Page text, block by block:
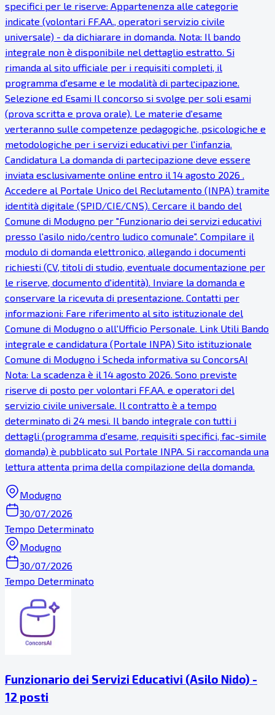
specifici per le riserve: Appartenenza alle categorie
indicate (volontari FF.AA., operatori servizio civile
universale) - da dichiarare in domanda. Nota: Il bando
integrale non è disponibile nel dettaglio estratto. Si
rimanda al sito ufficiale per i requisiti completi, il
programma d'esame e le modalità di partecipazione.
Selezione ed Esami Il concorso si svolge per soli esami
(prova scritta e prova orale). Le materie d'esame
verteranno sulle competenze pedagogiche, psicologiche e
metodologiche per i servizi educativi per l'infanzia.
Candidatura La domanda di partecipazione deve essere
inviata esclusivamente online entro il 14 agosto 2026 .
Accedere al Portale Unico del Reclutamento (INPA) tramite
identità digitale (SPID/CIE/CNS). Cercare il bando del
Comune di Modugno per "Funzionario dei servizi educativi
presso l'asilo nido/centro ludico comunale". Compilare il
modulo di domanda elettronico, allegando i documenti
richiesti (CV, titoli di studio, eventuale documentazione per
le riserve, documento d'identità). Inviare la domanda e
conservare la ricevuta di presentazione. Contatti per
informazioni: Fare riferimento al sito istituzionale del
Comune di Modugno o all'Ufficio Personale. Link Utili Bando
integrale e candidatura (Portale INPA) Sito istituzionale
Comune di Modugno ℹ Scheda informativa su ConcorsAI
Nota: La scadenza è il 14 agosto 2026. Sono previste
riserve di posto per volontari FF.AA. e operatori del
servizio civile universale. Il contratto è a tempo
determinato di 24 mesi. Il bando integrale con tutti i
dettagli (programma d'esame, requisiti specifici, fac-simile
domanda) è pubblicato sul Portale INPA. Si raccomanda una
lettura attenta prima della compilazione della domanda.
Modugno
30/07/2026
Tempo Determinato
Modugno
30/07/2026
Tempo Determinato
Funzionario dei Servizi Educativi (Asilo Nido) -
12 posti